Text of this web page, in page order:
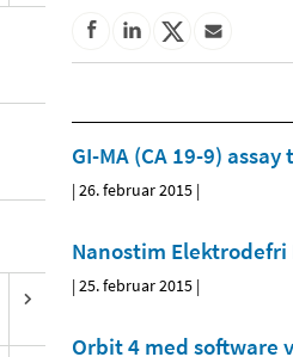
GI-MA (CA 19-9)
|26. februar 2015 |
Nanostim Elektrodefri
|25. februar 2015 |
Orbit 4 med software